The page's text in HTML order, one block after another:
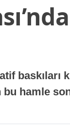
baskıları
bu hamle